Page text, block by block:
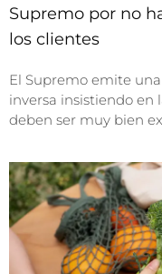
Supremo por no
los clientes
El Supremo emite
inversa insistiendo en
deben ser muy bien